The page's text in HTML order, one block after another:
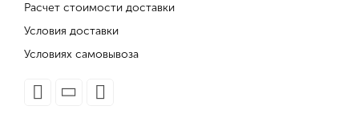
Расчет стоимости доставки
Условия доставки
Условиях самовывоза